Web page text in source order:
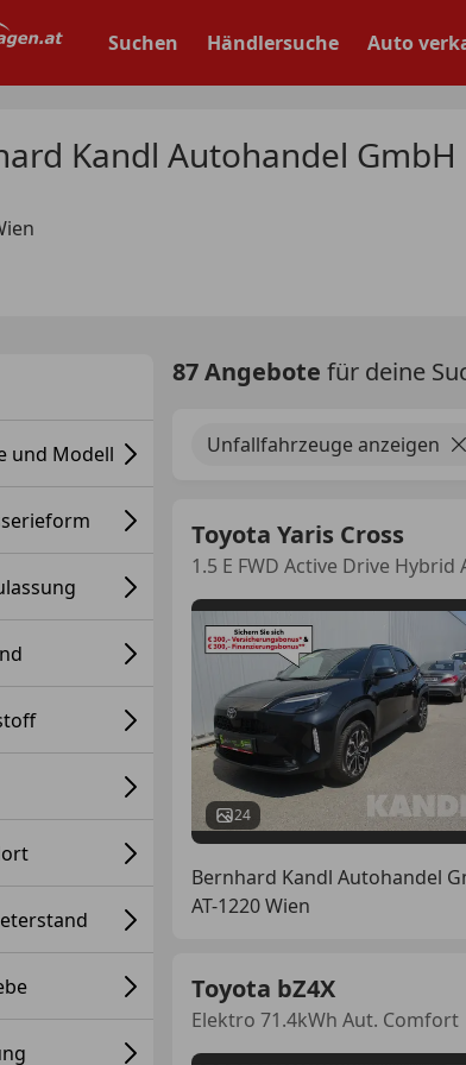
Suchen Händlersuche Auto
Kandl Autohandel GmbH
und Modell
87 Angebote für deine
Unfallfahrzeuge anzeigen
Toyota Yaris Cross
1.5 E FWD Active Drive Hybrid
24
Bernhard Kandl Autohandel
AT-1220 Wien
Toyota bZ4X
Elektro 71.4kWh Aut. Comfort